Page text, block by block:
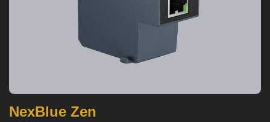
NexBlue Zen